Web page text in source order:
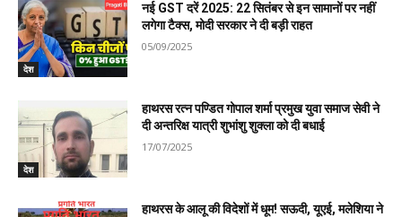
देश
नई GST दरें 2025: 22 सितंबर से इन सामानों पर नहीं
लगेगा टैक्स, मोदी सरकार ने दी बड़ी राहत
05/09/2025
देश
हाथरस रत्न पण्डित गोपाल शर्मा प्रमुख युवा समाज सेवी ने
दी अन्तरिक्ष यात्री शुभांशु शुक्ला को दी बधाई
17/07/2025
हाथरस के आलू की विदेशों में धूम! सऊदी, यूएई, मलेशिया ने